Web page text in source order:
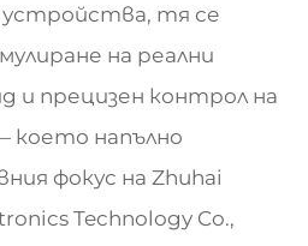
тя се
на реални
и прецизен контрол на
което напълно
фокус на Zhuhai
Technology Co.,